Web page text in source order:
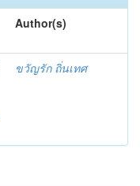
Author(s)
ขวัญรัก ถิ่นเทศ